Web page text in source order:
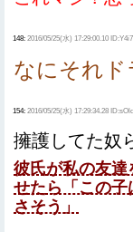
148: 2016/05/25(水) 17:29:00.10
なにそれド
154: 2016/05/25(水) 17:29:34.28
擁護してた奴
彼氏が私の友
せたら「この
さそう」